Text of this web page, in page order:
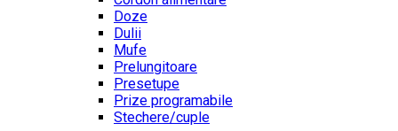
Doze
Dulii
Mufe
Prelungitoare
Presetupe
Prize programabile
Stechere/cuple